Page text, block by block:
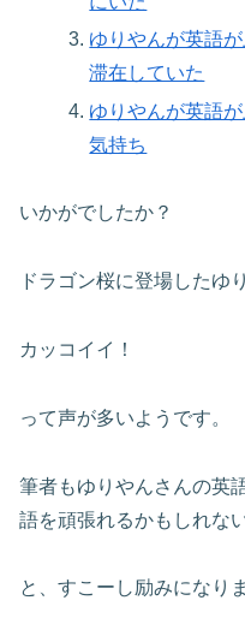
ゆりやんが英語
滞在していた
ゆりやんが英語
気持ち
いかがでしたか？
ドラゴン桜に登場したゆ
カッコイイ！
って声が多いようです。
筆者もゆりやんさんの英
語を頑張れるかもしれない
と、すこーし励みになり